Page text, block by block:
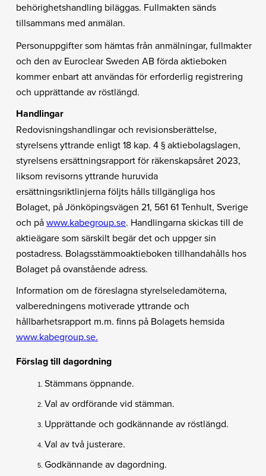
behörighetshandling biläggas. Fullmakten sänds
tillsammans med anmälan.
Personuppgifter som hämtas från anmälningar, fullmakter
och den av Euroclear Sweden AB förda aktieboken
kommer enbart att användas för erforderlig registrering
och upprättande av röstlängd.
Handlingar
Redovisningshandlingar och revisionsberättelse,
styrelsens yttrande enligt 18 kap. 4 § aktiebolagslagen,
styrelsens ersättningsrapport för räkenskapsåret 2023,
liksom revisorns yttrande huruvida
ersättningsriktlinjerna följts hålls tillgängliga hos
Bolaget, på Jönköpingsvägen 21, 561 61 Tenhult, Sverige
och påwww.kabegroup.se. Handlingarna skickas till de
aktieägare som särskilt begär det och uppger sin
postadress. Bolagsstämmoaktieboken tillhandahålls hos
Bolaget på ovanstående adress.
Information om de föreslagna styrelseledamöterna,
valberedningens motiverade yttrande och
hållbarhetsrapport m.m. finns på Bolagets hemsida
www.kabegroup.se.
Förslag till dagordning
Stämmans öppnande.
Val av ordförande vid stämman.
Upprättande och godkännande av röstlängd.
Val av två justerare.
Godkännande av dagordning.